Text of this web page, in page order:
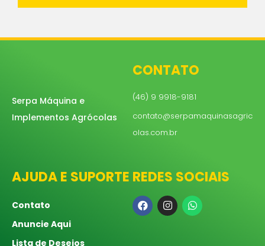
Serpa Máquina e
Implementos Agrócolas
CONTATO
(46) 9 9918-9181
contato@serpamaquinasagric
olas.com.br
AJUDA E SUPORTE
Contato
Anuncie Aqui
Lista de Desejos
REDES SOCIAIS